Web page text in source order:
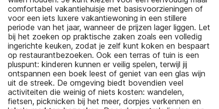
comfortabel vakantiehuisje met basisvoorzieningen of
voor een iets luxere vakantiewoning in een stillere
periode van het jaar, wanneer de prijzen lager liggen. Let
bij het zoeken op praktische zaken zoals een volledig
ingerichte keuken, zodat je zelf kunt koken en bespaart
op restaurantbezoeken. Ook een terras of tuin is een
pluspunt: kinderen kunnen er veilig spelen, terwijl jij
ontspannen een boek leest of geniet van een glas wijn
uit de streek. De omgeving biedt bovendien veel
activiteiten die weinig of niets kosten: wandelen,
fietsen, picknicken bij het meer, dorpjes verkennen en